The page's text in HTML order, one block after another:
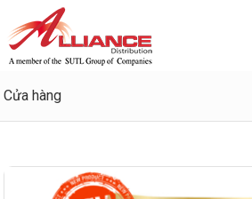
Cửa hàng